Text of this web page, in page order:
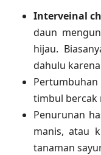
Interveinal
daun
hijau.
dahulu
timbul bercak
Penurunan
manis, atau
tanaman